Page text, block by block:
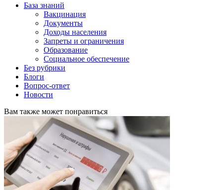
База знаний
Вакцинация
Документы
Доходы населения
Запреты и ограничения
Образование
Социальное обеспечение
Без рубрики
Блоги
Вопрос-ответ
Новости
Вам также может понравиться